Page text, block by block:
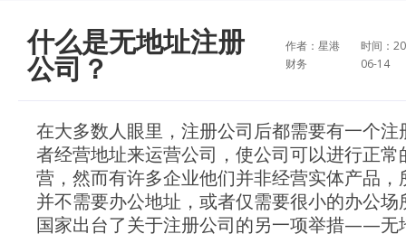
什么是无地址注册
公司？
作者：星港
财务
时间：
06-14
在大多数人眼里，注册公司后都需要有一个注
者经营地址来运营公司，使公司可以进行正常
营，然而有许多企业他们并非经营实体产品，
并不需要办公地址，或者仅需要很小的办公场
国家出台了关于注册公司的另一项举措——无